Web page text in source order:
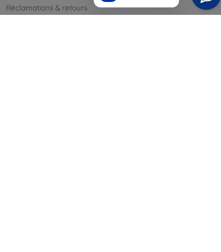
Réclamations & retours